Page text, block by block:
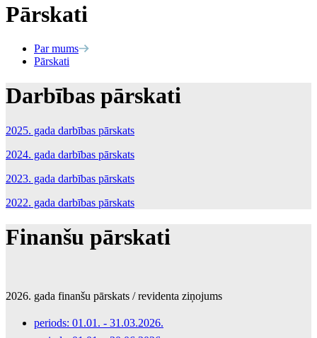
Pārskati
Par mums
Pārskati
Darbības pārskati
2025. gada darbības pārskats
2024. gada darbības pārskats
2023. gada darbības pārskats
2022. gada darbības pārskats
Finanšu pārskati
2026. gada finanšu pārskats / revidenta ziņojums
periods: 01.01. - 31.03.2026.